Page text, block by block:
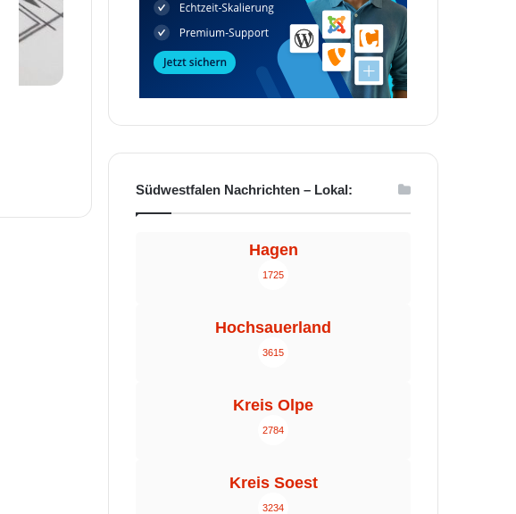
Südwestfalen Nachrichten – Lokal:
Hagen
1725
Hochsauerland
3615
Kreis Olpe
2784
Kreis Soest
3234